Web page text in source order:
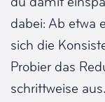
dabei: Ab etwa
sich die
Probier das
schrittweise aus.